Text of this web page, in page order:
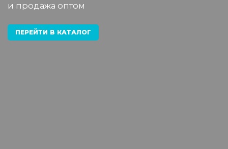
и продажа оптом
ПЕРЕЙТИ В КАТАЛОГ